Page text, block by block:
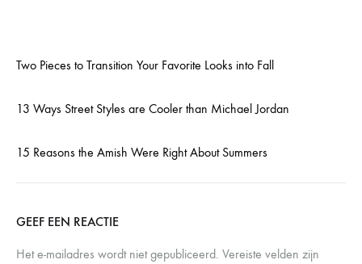
Two Pieces to Transition Your Favorite Looks into Fall
13 Ways Street Styles are Cooler than Michael Jordan
15 Reasons the Amish Were Right About Summers
GEEF EEN REACTIE
Het e-mailadres wordt niet gepubliceerd. Vereiste velden zijn